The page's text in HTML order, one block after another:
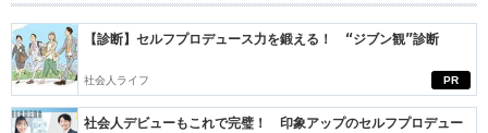
PR
【診断】セルフプロデュース力を鍛える！ “ジブン観”診断
社会人ライフ
社会人デビューもこれで完璧！ 印象アップのセルフプロデュー